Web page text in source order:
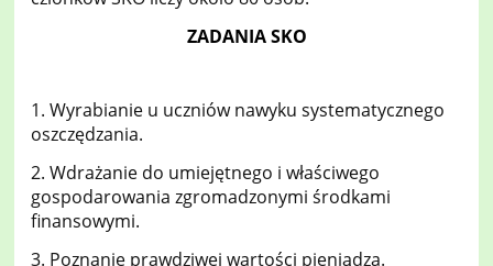
ZADANIA SKO
1. Wyrabianie u uczniów nawyku systematycznego
oszczędzania.
2. Wdrażanie do umiejętnego i właściwego
gospodarowania zgromadzonymi środkami
finansowymi.
3. Poznanie prawdziwej wartości pieniądza.